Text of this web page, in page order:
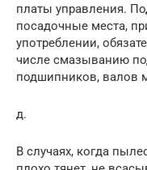
платы управления.
посадочные места,
употреблении,
числе смазыванию
подшипников, валов
д.
В случаях, когда